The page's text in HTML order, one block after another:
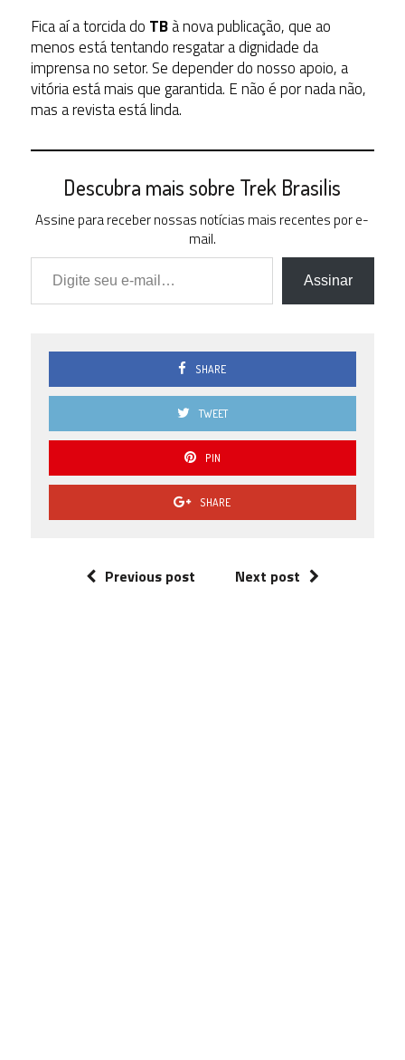
Fica aí a torcida do TBà nova publicação, que ao
menos está tentando resgatar a dignidade da
imprensa no setor. Se depender do nosso apoio, a
vitória está mais que garantida. E não é por nada não,
mas a revista está linda.
Descubra mais sobre Trek Brasilis
Assine para receber nossas notícias mais recentes por e-
mail.
Digite seu e-mail…
Assinar
SHARE
TWEET
PIN
SHARE
Previous post Next post